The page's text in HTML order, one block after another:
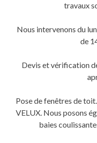
travaux
Nous intervenons du
de
Devis et vérification
Pose de fenêtres de
VELUX. Nous posons
baies